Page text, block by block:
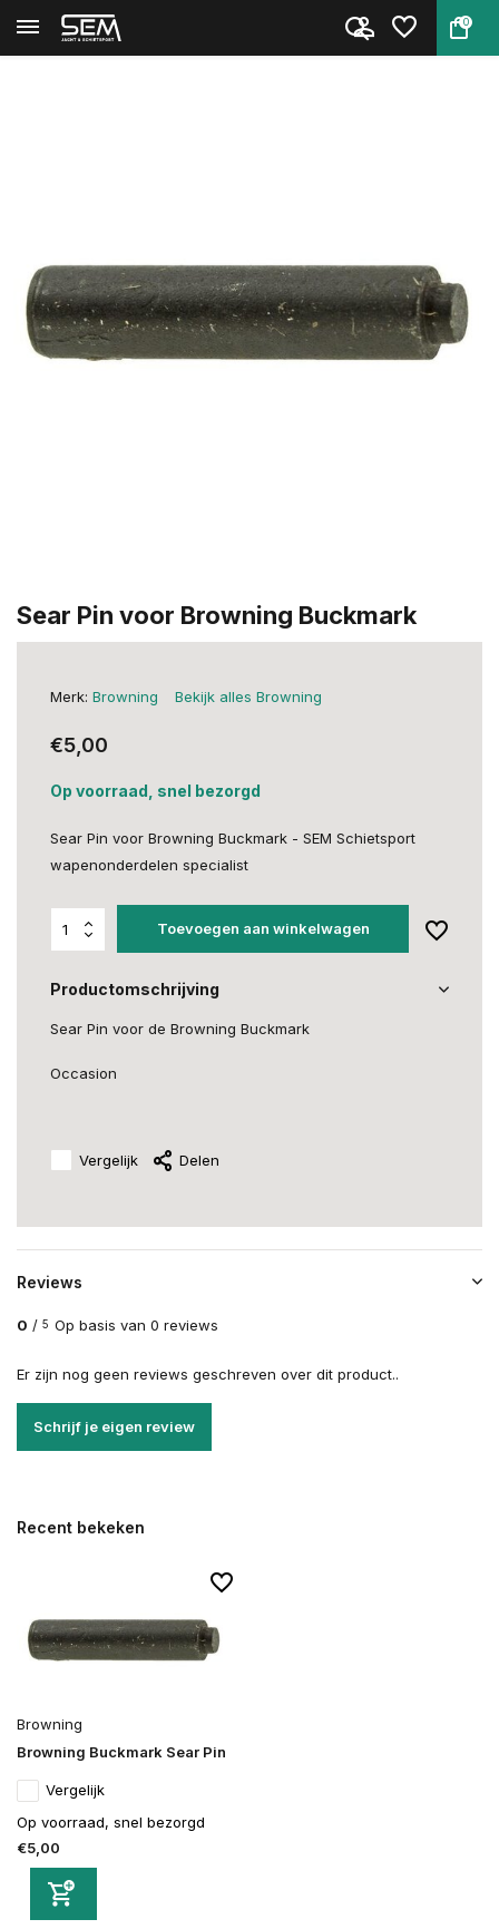
0
Terug Home Sear Pin voor Browning Buckmar...
Sear Pin voor Browning Buckmark
Merk: Browning Bekijk alles Browning
€5,00
Op voorraad, snel bezorgd
Sear Pin voor Browning Buckmark - SEM Schietsport
wapenonderdelen specialist
Toevoegen aan winkelwagen
Productomschrijving
Sear Pin voor de Browning Buckmark
Occasion
Vergelijk Delen
Reviews
0 / 5 Op basis van 0 reviews
Er zijn nog geen reviews geschreven over dit product..
Schrijf je eigen review
Recent bekeken
Browning
Browning Buckmark Sear Pin
Vergelijk
Op voorraad, snel bezorgd
€5,00